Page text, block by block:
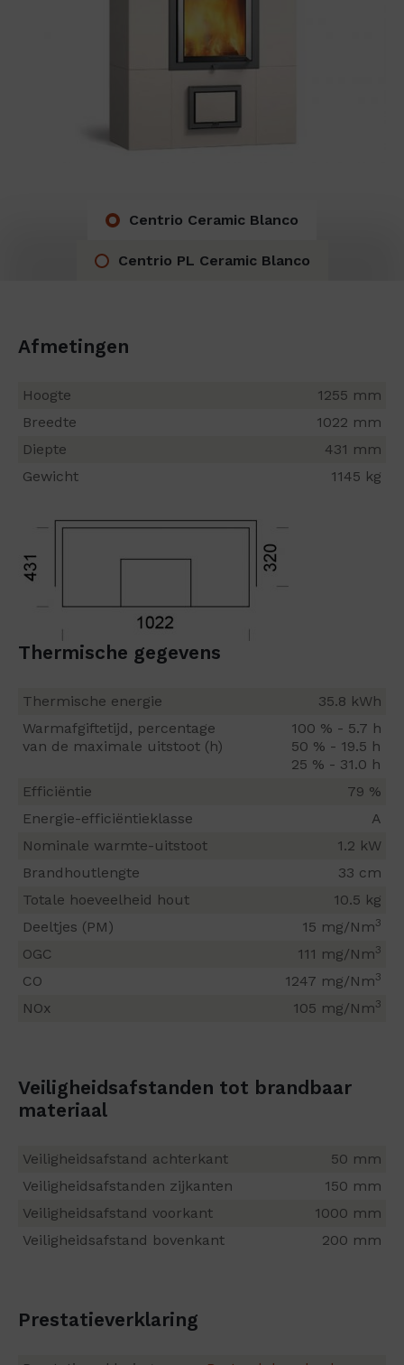
Centrio Ceramic Blanco
Afmetingen
Hoogte
1255 mm
Breedte
1022 mm
Diepte
431 mm
Gewicht
1145 kg
Thermische gegevens
Thermische energie
35.8 kWh
Warmafgiftetijd, percentage
van de maximale uitstoot (h)
100 % - 5.7 h
50 % - 19.5 h
25 % - 31.0 h
Efficiëntie
79 %
Energie-efficiëntieklasse
A
Nominale warmte-uitstoot
1.2 kW
Brandhoutlengte
33 cm
Totale hoeveelheid hout
10.5 kg
Deeltjes (PM)
15 mg/Nm3
OGC 111 mg/Nm3
CO 1247 mg/Nm3
NOx 105 mg/Nm3
Veiligheidsafstanden tot brandbaar
materiaal
Veiligheidsafstand achterkant
50 mm
Veiligheidsafstanden zijkanten
150 mm
Veiligheidsafstand voorkant
1000 mm
Veiligheidsafstand bovenkant
200 mm
Prestatieverklaring
Centrio PL Ceramic Blanco